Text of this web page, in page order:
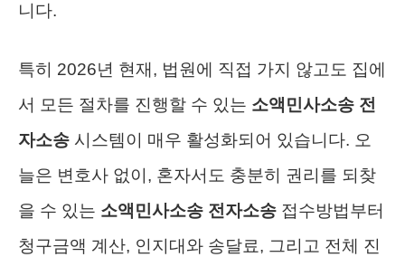
니다.
특히 2026년 현재, 법원에 직접 가지 않고도 집에
서 모든 절차를 진행할 수 있는 소액민사소송 전
자소송 시스템이 매우 활성화되어 있습니다. 오
늘은 변호사 없이, 혼자서도 충분히 권리를 되찾
을 수 있는 소액민사소송 전자소송 접수방법부터
청구금액 계산, 인지대와 송달료, 그리고 전체 진